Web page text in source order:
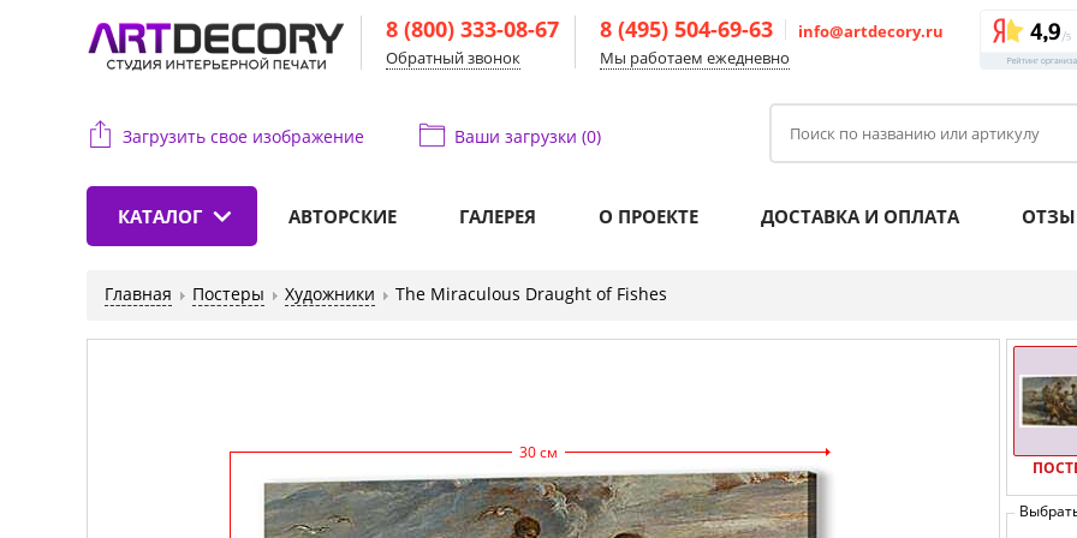
8 (800) 333-08-67
Обратный звонок
8 (495) 504-69-63
info@artdecory.ru
Мы работаем ежедневно
Загрузить свое изображение Ваши загрузки (0)
КАТАЛОГ АВТОРСКИЕ ГАЛЕРЕЯ О ПРОЕКТЕ ДОСТАВКА И ОПЛАТА
Главная Постеры Художники The Miraculous Draught of Fishes
30 см